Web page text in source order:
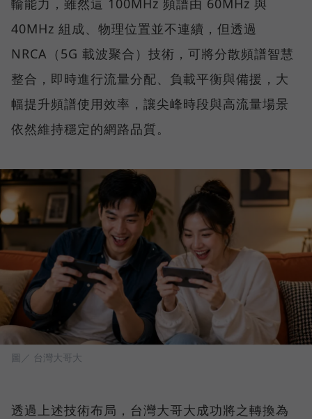
輸能力，雖然這 100MHz 頻譜由 60MHz 與
40MHz 組成、物理位置並不連續，但透過
NRCA（5G 載波聚合）技術，可將分散頻譜智慧
整合，即時進行流量分配、負載平衡與備援，大
幅提升頻譜使用效率，讓尖峰時段與高流量場景
依然維持穩定的網路品質。
圖／ 台灣大哥大
透過上述技術布局，台灣大哥大成功將之轉換為